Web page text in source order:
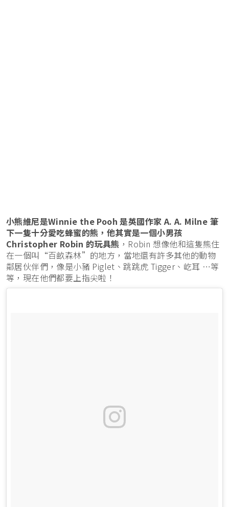
小熊維尼是Winnie the Pooh 是英國作家 A. A. Milne 筆
下一隻十分愛吃蜂蜜的熊，他其實是一個小男孩
Christopher Robin 的玩具熊 ，Robin 想像他和這隻熊住
在一個叫“百畝森林”的地方，當地還有許多其他的動物
鄰居伙伴們，像是小豬 Piglet、跳跳虎 Tigger、屹耳 …等
等，現在他們都要上指尖啦！